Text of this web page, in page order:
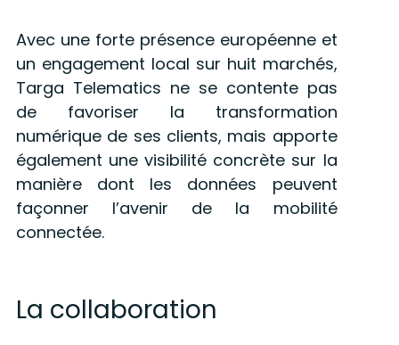
Avec une forte présence européenne et
un engagement local sur huit marchés,
Targa Telematics ne se contente pas
de favoriser la transformation
numérique de ses clients, mais apporte
également une visibilité concrète sur la
manière dont les données peuvent
façonner l’avenir de la mobilité
connectée.
La collaboration